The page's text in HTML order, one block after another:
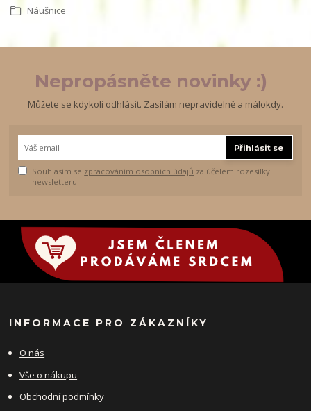
Náušnice
Nepropásněte novinky :)
Můžete se kdykoli odhlásit. Zasílám nepravidelně a málokdy.
Přihlásit se
Souhlasím se zpracováním osobních údajů za účelem rozesílky
newsletteru.
INFORMACE PRO ZÁKAZNÍKY
O nás
Vše o nákupu
Obchodní podmínky